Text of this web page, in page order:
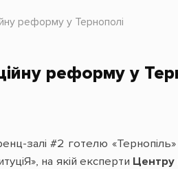
реформу у Тернополі
реформу у
залі #2 готелю
на якій експерти Центру